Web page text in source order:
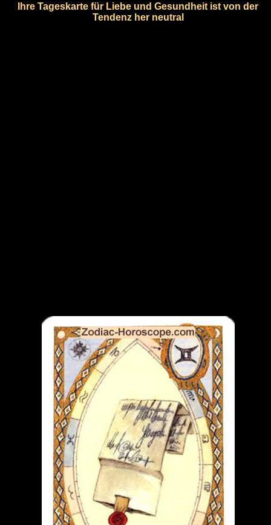
Ihre Tageskarte für Liebe und Gesundheit ist von der
Tendenz her neutral